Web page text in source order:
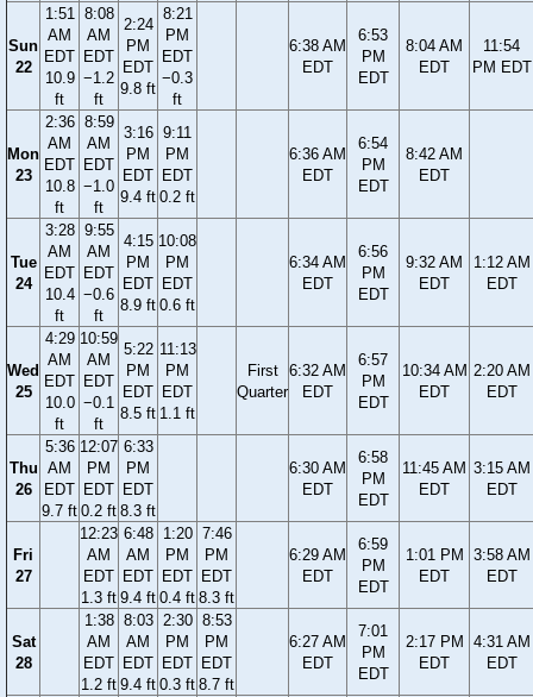
Sun
22
1:51
AM
EDT
10.9
ft
8:08
AM
EDT
−1.2
ft
2:24
PM
EDT
9.8 ft
8:21
PM
EDT
−0.3
ft
6:38 AM
EDT
6:53
PM
EDT
8:04 AM
EDT
11:54
PM EDT
Mon
23
2:36
AM
EDT
10.8
ft
8:59
AM
EDT
−1.0
ft
3:16
PM
EDT
9.4 ft
9:11
PM
EDT
0.2 ft
6:36 AM
EDT
6:54
PM
EDT
8:42 AM
EDT
Tue
24
3:28
AM
EDT
10.4
ft
9:55
AM
EDT
−0.6
ft
4:15
PM
EDT
8.9 ft
10:08
PM
EDT
0.6 ft
6:34 AM
EDT
6:56
PM
EDT
9:32 AM
EDT
1:12 AM
EDT
Wed
25
4:29
AM
EDT
10.0
ft
10:59
AM
EDT
−0.1
ft
5:22
PM
EDT
8.5 ft
11:13
PM
EDT
1.1 ft
First
Quarter
6:32 AM
EDT
6:57
PM
EDT
10:34 AM
EDT
2:20 AM
EDT
Thu
26
5:36
AM
EDT
9.7 ft
12:07
PM
EDT
0.2 ft
6:33
PM
EDT
8.3 ft
6:30 AM
EDT
6:58
PM
EDT
11:45 AM
EDT
3:15 AM
EDT
Fri
27
12:23
AM
EDT
1.3 ft
6:48
AM
EDT
9.4 ft
1:20
PM
EDT
0.4 ft
7:46
PM
EDT
8.3 ft
6:29 AM
EDT
6:59
PM
EDT
1:01 PM
EDT
3:58 AM
EDT
Sat
28
1:38
AM
EDT
1.2 ft
8:03
AM
EDT
9.4 ft
2:30
PM
EDT
0.3 ft
8:53
PM
EDT
8.7 ft
6:27 AM
EDT
7:01
PM
EDT
2:17 PM
EDT
4:31 AM
EDT